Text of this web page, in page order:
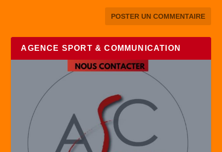
AGENCE SPORT & COMMUNICATION